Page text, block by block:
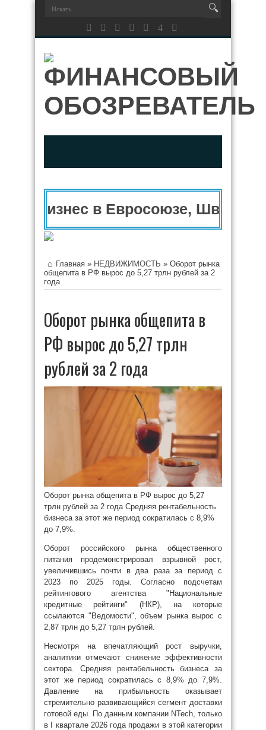
Бизнес в Евросоюзе,
Главная » НЕДВИЖИМОСТЬ » Оборот рынка
общепита в РФ вырос до 5,27 трлн рублей за 2
года
Оборот рынка общепита в
РФ вырос до 5,27 трлн
рублей за 2 года
Оборот рынка общепита в РФ вырос до 5,27
трлн рублей за 2 года Средняя рентабельность
бизнеса за этот же период сократилась с 8,9%
до 7,9%.
Оборот российского рынка общественного
питания продемонстрировал взрывной рост,
увеличившись почти в два раза за период с
2023 по 2025 годы. Согласно подсчетам
рейтингового агентства "Национальные
кредитные рейтинги" (НКР), на которые
ссылаются "Ведомости", объем рынка вырос с
2,87 трлн до 5,27 трлн рублей.
Несмотря на впечатляющий рост выручки,
аналитики отмечают снижение эффективности
сектора. Средняя рентабельность бизнеса за
этот же период сократилась с 8,9% до 7,9%.
Давление на прибыльность оказывает
стремительно развивающийся сегмент доставки
готовой еды. По данным компании NTech, только
в I квартале 2026 года продажи в этой категории